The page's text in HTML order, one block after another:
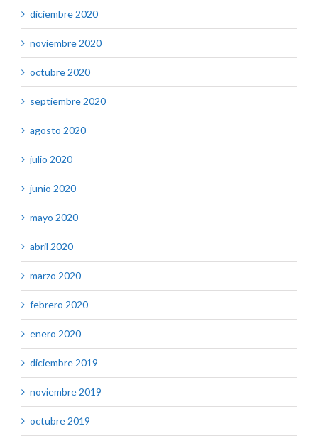
diciembre 2020
noviembre 2020
octubre 2020
septiembre 2020
agosto 2020
julio 2020
junio 2020
mayo 2020
abril 2020
marzo 2020
febrero 2020
enero 2020
diciembre 2019
noviembre 2019
octubre 2019